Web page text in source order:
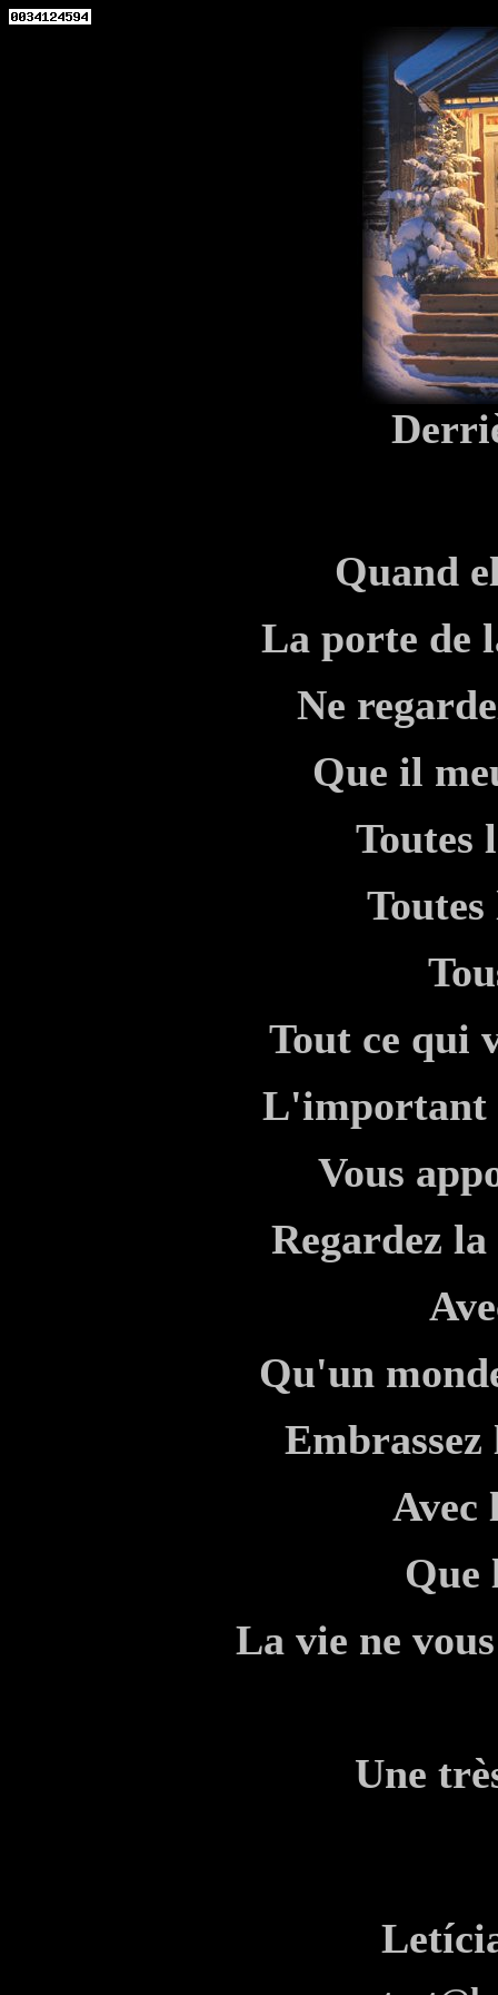
Quand
La porte de
Ne
Que il
Toutes
Tout ce qui
L'important
Vous
Regardez
Qu'un
Embrassez
Avec
Que
La vie ne
Une